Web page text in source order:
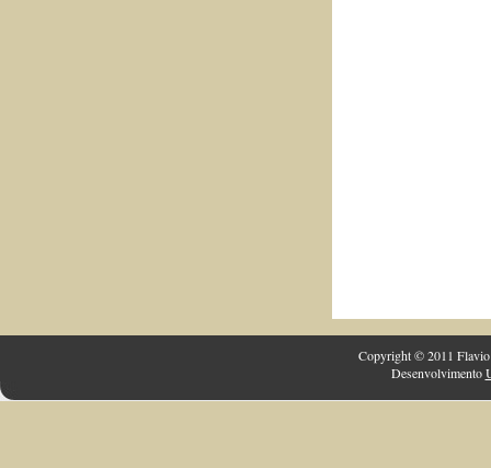
Copyright © 2011 Flavio
Desenvolvimento